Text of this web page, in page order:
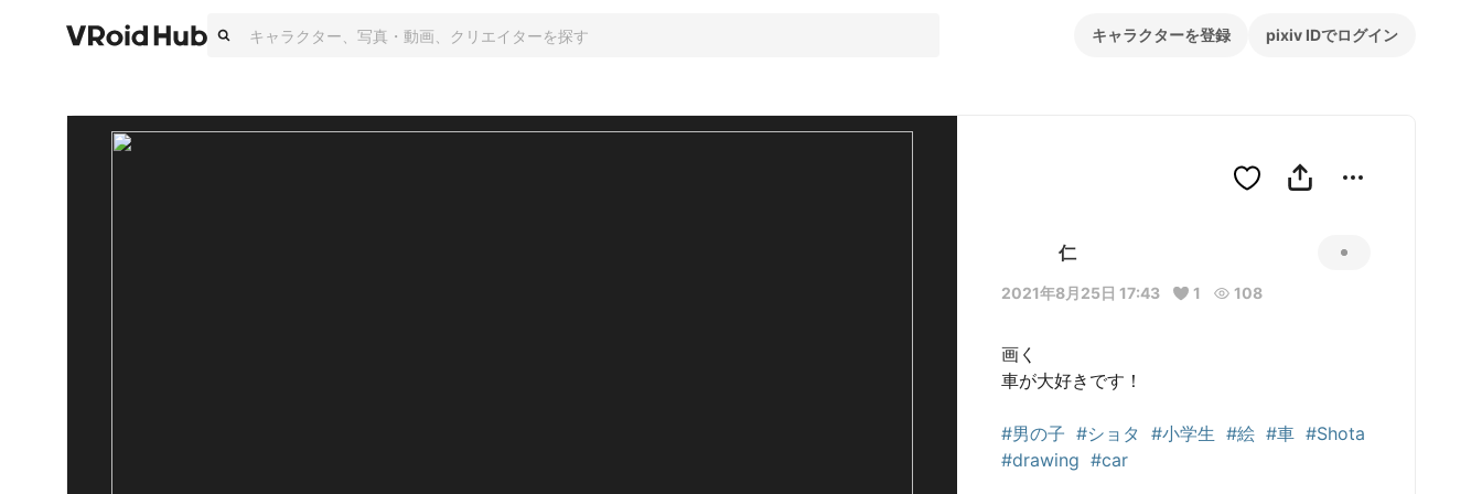
キャラクターを登録 pixiv IDでログイン
仁
2021年8月25日 17:43 1 108
画く
車が大好きです！
#男の子 #ショタ #小学生 #絵 #車 #Shota
#drawing #car